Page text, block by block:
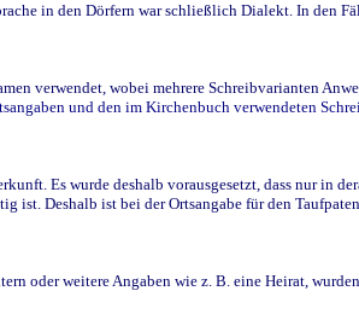
in den Dörfern war schließlich Dialekt. In den
verwendet, wobei mehrere Schreibvarianten
und den im Kirchenbuch verwendeten
Es wurde deshalb vorausgesetzt, dass nur in
Deshalb ist bei der Ortsangabe für den
oder weitere Angaben wie z. B. eine Heirat,